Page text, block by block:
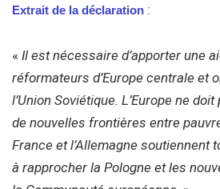
Extrait de la déclaration :
« Il est nécessaire d’apporter une
réformateurs d’Europe centrale et
l’Union Soviétique. L’Europe ne
de nouvelles frontières entre
France et l’Allemagne soutiennent
à rapprocher la Pologne et les